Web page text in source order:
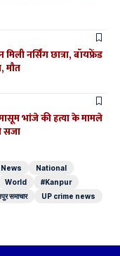
नर्सिंग छात्रा, बॉयफ्रेंड
मौत
भांजे की हत्या के मामले
सजा
National
World
#Kanpur
समाचार UP crime news